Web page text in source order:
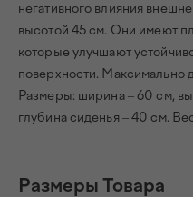
негативного влияния
высотой 45 см. Они имеют
которые улучшают
поверхности. Максимально
Размеры: ширина – 60 см,
глубина сиденья – 40 см.
Размеры Товара